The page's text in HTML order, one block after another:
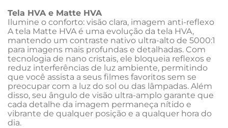
Tela HVA e Matte HVA
Ilumine o conforto: visão clara, imagem anti-reflexo
A tela Matte HVA é uma evolução da tela HVA,
mantendo um contraste nativo ultra-alto de 5000:1
para imagens mais profundas e detalhadas. Com
tecnologia de nano cristais, ele bloqueia reflexos e
reduz interferências de luz ambiente, permitindo
que você assista a seus filmes favoritos sem se
preocupar com a luz do sol ou das lâmpadas. Além
disso, seu ângulo de visão ultra-amplo garante que
cada detalhe da imagem permaneça nítido e
vibrante de qualquer posição e a qualquer hora do
dia.